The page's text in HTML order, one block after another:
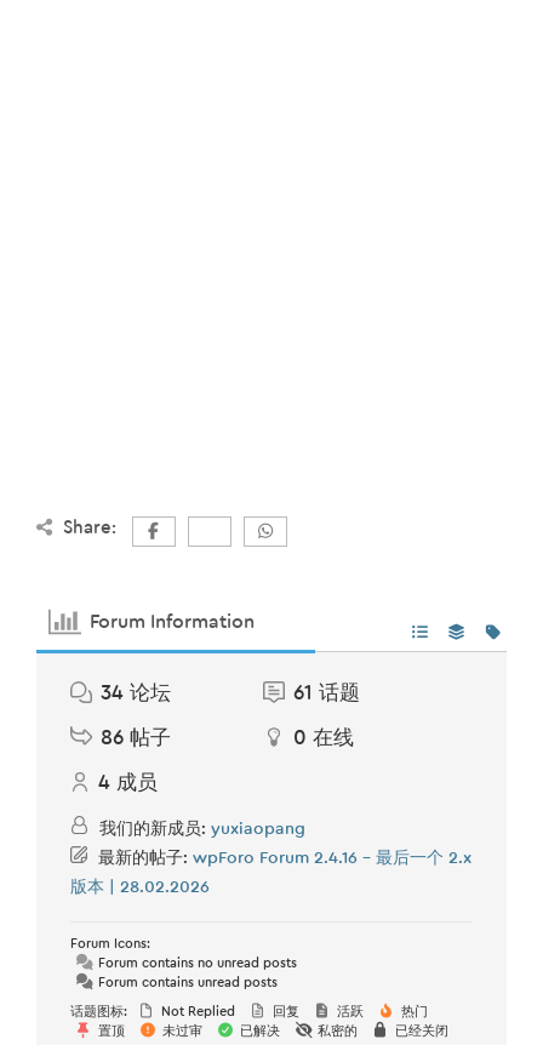
Share:
Forum Information
34 论坛 61 话题
86 帖子 0 在线
4 成员
我们的新成员: yuxiaopang
最新的帖子: wpForo Forum 2.4.16 – 最后一个 2.x
版本 | 28.02.2026
Forum Icons:
Forum contains no unread posts
Forum contains unread posts
话题图标: Not Replied 回复 活跃
热门
置顶
未过审 已解决 私密的 已经关闭